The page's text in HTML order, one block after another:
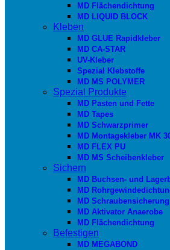
MD Flächendichtung
MD LIQUID BLOCK
Kleben
MD GLUE Rapidkleber
MD CA-STAR
UV-Kleber
Spezial Klebstoffe
MD MS POLYMER
Spezial Produkte
MD Pasten und Fette
MD Tapes
MD Schwarzprimer
MD Montagekleber MK
MD FLEX PU
MD MS Scheibenkleber
Sichern
MD Buchsen- und
MD
MD Schraubensicherung
MD Aktivator Anaerobe
MD Flächendichtung
Befestigen
MD MEGABOND